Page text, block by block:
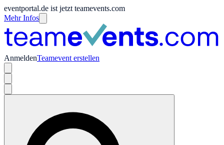
eventportal.de ist jetzt teamevents.com
Mehr Infos
AnmeldenTeamevent erstellen